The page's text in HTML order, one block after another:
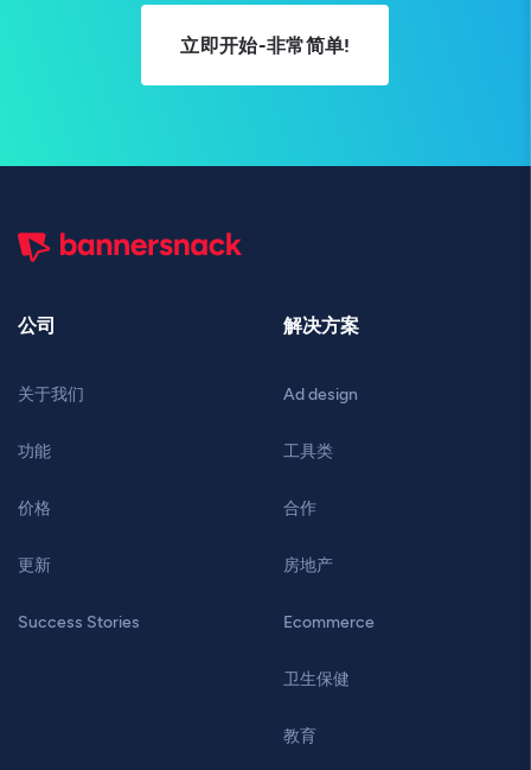
立即开始-非常简单!
公司
关于我们
功能
价格
更新
Success Stories
解决方案
Ad design
工具类
合作
房地产
Ecommerce
卫生保健
教育